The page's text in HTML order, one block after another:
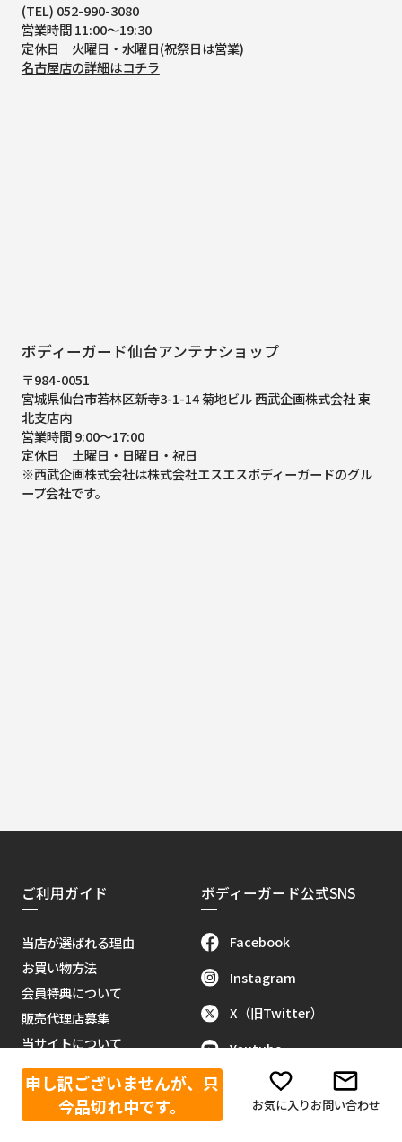
申し訳ございませんが、只
今品切れ中です。
お気に入りお問い合わせ
(TEL) 052-990-3080
営業時間 11:00～19:30
定休日 火曜日・水曜日(祝祭日は営業)
名古屋店の詳細はコチラ
ボディーガード仙台アンテナショップ
〒984-0051
宮城県仙台市若林区新寺3-1-14 菊地ビル 西武企画株式会社 東
北支店内
営業時間 9:00～17:00
定休日 土曜日・日曜日・祝日
※西武企画株式会社は株式会社エスエスボディーガードのグル
ープ会社です。
ご利用ガイド
当店が選ばれる理由
お買い物方法
会員特典について
販売代理店募集
当サイトについて
お問い合わせ
特定商取引に関する法律
反社会的勢力排除に関する基本
ボディーガード公式SNS
Facebook
Instagram
X（旧Twitter）
Youtube
Tik Tok